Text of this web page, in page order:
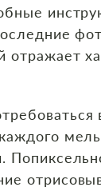
отражает